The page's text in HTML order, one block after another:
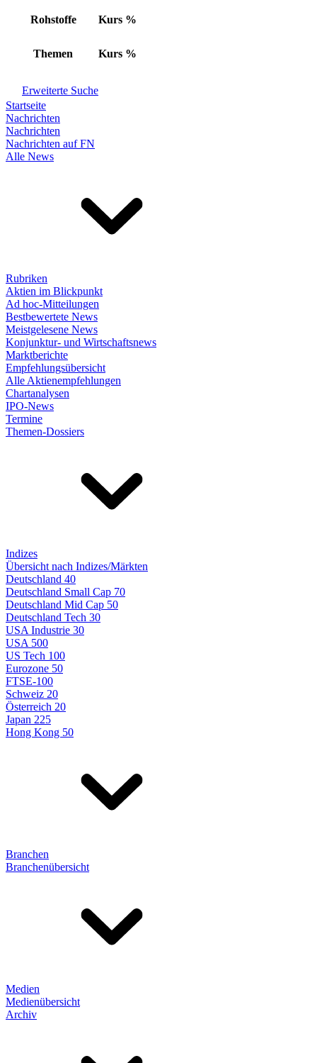
Rohstoffe Kurs %
Themen Kurs %
Erweiterte Suche
Startseite
Nachrichten
Nachrichten
Nachrichten auf FN
Alle News
Rubriken
Aktien im Blickpunkt
Ad hoc-Mitteilungen
Bestbewertete News
Meistgelesene News
Konjunktur- und Wirtschaftsnews
Marktberichte
Empfehlungsübersicht
Alle Aktienempfehlungen
Chartanalysen
IPO-News
Termine
Themen-Dossiers
Indizes
Übersicht nach Indizes/Märkten
Deutschland 40
Deutschland Small Cap 70
Deutschland Mid Cap 50
Deutschland Tech 30
USA Industrie 30
USA 500
US Tech 100
Eurozone 50
FTSE-100
Schweiz 20
Österreich 20
Japan 225
Hong Kong 50
Branchen
Branchenübersicht
Medien
Medienübersicht
Archiv